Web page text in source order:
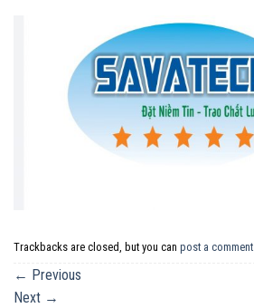
Trackbacks are closed, but you can post a comment
← Previous
Next →